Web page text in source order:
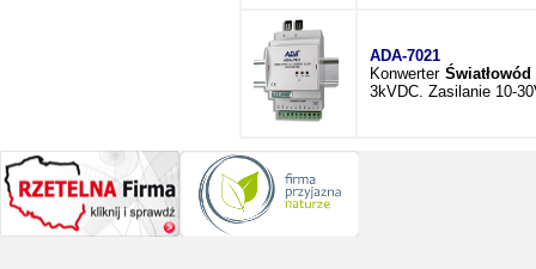
ADA-7021
Konwerter
3kVDC. Zasilanie 10-